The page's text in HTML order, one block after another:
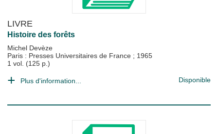
LIVRE
Histoire des forêts
Michel Devèze
Paris : Presses Universitaires de France ; 1965
1 vol. (125 p.)
Plus d'information... Disponible